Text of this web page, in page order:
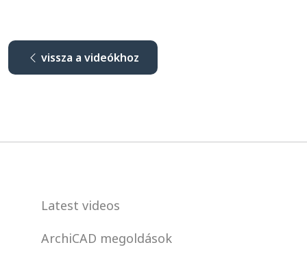
vissza a videókhoz
Latest videos
ArchiCAD megoldások